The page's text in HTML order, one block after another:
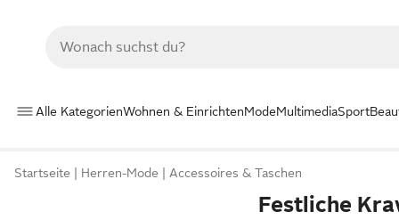
Alle KategorienWohnen & EinrichtenModeMultimediaSport
Startseite Herren-Mode Accessoires & Taschen
Festliche